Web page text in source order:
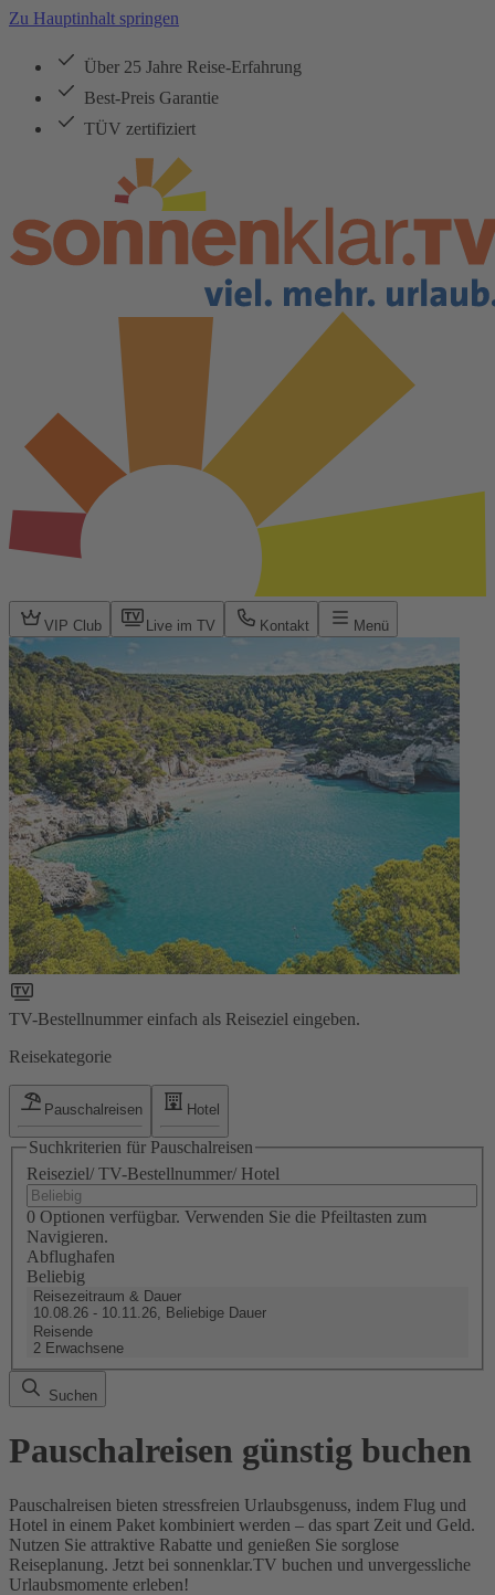
Zu Hauptinhalt springen
Über 25 Jahre Reise-Erfahrung
Best-Preis Garantie
TÜV zertifiziert
VIP Club Live im TV Kontakt Menü
TV-Bestellnummer einfach als Reiseziel eingeben.
Reisekategorie
Pauschalreisen Hotel
Suchkriterien für Pauschalreisen
Reiseziel/ TV-Bestellnummer/ Hotel
0 Optionen verfügbar. Verwenden Sie die Pfeiltasten zum
Navigieren.
Abflughafen
Beliebig
Reisezeitraum & Dauer
10.08.26 - 10.11.26, Beliebige Dauer
Reisende
2 Erwachsene
Suchen
Pauschalreisen günstig buchen
Pauschalreisen bieten stressfreien Urlaubsgenuss, indem Flug und
Hotel in einem Paket kombiniert werden – das spart Zeit und Geld.
Nutzen Sie attraktive Rabatte und genießen Sie sorglose
Reiseplanung. Jetzt bei sonnenklar.TV buchen und unvergessliche
Urlaubsmomente erleben!